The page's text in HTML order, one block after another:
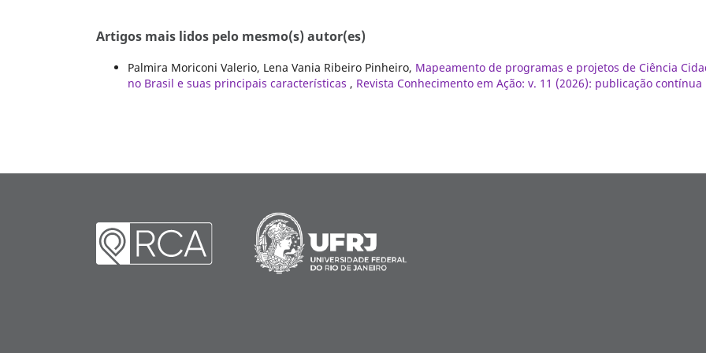
Artigos mais lidos pelo mesmo(s) autor(es)
Palmira Moriconi Valerio, Lena Vania Ribeiro Pinheiro, Mapeamento de programas e projetos de Ciência
no Brasil e suas principais características , Revista Conhecimento em Ação: v. 11 (2026): publicação contínua